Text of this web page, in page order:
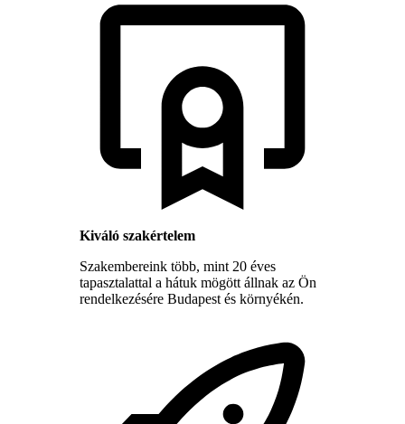
Kiváló szakértelem
Szakembereink több, mint 20 éves
tapasztalattal a hátuk mögött állnak az Ön
rendelkezésére Budapest és környékén.